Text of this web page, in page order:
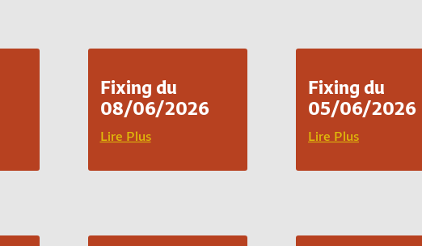
Fixing du
08/06/2026
Lire Plus
Fixing du
05/06/2026
Lire Plus